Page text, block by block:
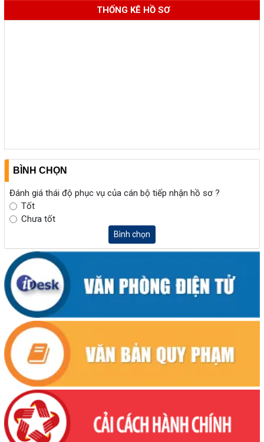
THỐNG KÊ HỒ SƠ
BÌNH CHỌN
Đánh giá thái độ phục vụ của cán bộ tiếp nhận hồ sơ ?
Tốt
Chưa tốt
Bình chọn